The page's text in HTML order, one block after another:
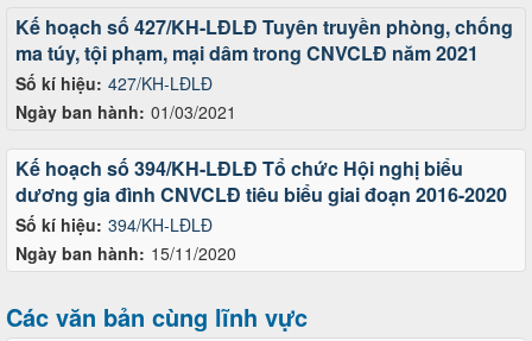
Số kí hiệu: 427/KH-LĐLĐ
Ngày ban hành: 01/03/2021
Kế hoạch số 427/KH-LĐLĐ Tuyên truyền phòng, chống
ma túy, tội phạm, mại dâm trong CNVCLĐ năm 2021
Số kí hiệu: 394/KH-LĐLĐ
Ngày ban hành: 15/11/2020
Kế hoạch số 394/KH-LĐLĐ Tổ chức Hội nghị biểu
dương gia đình CNVCLĐ tiêu biểu giai đoạn 2016-2020
Các văn bản cùng lĩnh vực